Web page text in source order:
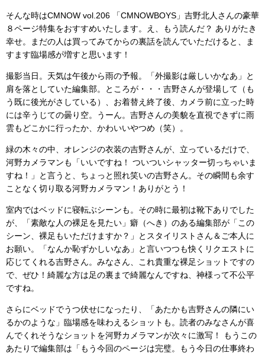
そんな時はCMNOW vol.206 「CMNOWBOYS 」吉野北人さんの豪華
８ページ特集をおすすめいたします。え、もう読んだ？ ありがたき
幸せ。まだの人は買ってみてからの裏話を読んでいただけると、ま
すます臨場感が増すと思います！
撮影当日。天気は午後から雨の予報。「外撮影は厳しいかなあ」と
肩を落としていた編集部。ところが・・・吉野さんが登場して（も
う既に後光がさしている）、お着替え終了後、カメラ前に立った時
には辛うじての曇り空。うーん。吉野さんの美貌を直視できずに雨
雲もどこかに行ったか、かわいいやつめ（笑）。
緑の木々の中、オレンジの衣装の吉野さんが、立っているだけで、
河野カメラマンも「いいですね！ ついついシャッター切っちゃいま
すね！」と言うと、ちょっと照れ笑いの吉野さん。その瞬間も余す
ことなく切り取る河野カメラマン！ありがとう！
室内ではベッドに寝転ぶシーンも。その時に最初は靴下ありでした
が、「素敵な人の裸足を見たい」癖（へき）のある編集部が「この
シーン、裸足もいただけますか？」とスタイリストさん＆ご本人に
お願い。「なんか恥ずかしいなあ」と言いつつも快くリクエストに
応じてくれる吉野さん。みなさん、これ貴重な裸足ショットですの
で、ぜひ！綺麗な方は足の裏まで綺麗なんですね、神様って不公平
ですね。
さらにベッドでうつ伏せになったり、「あたかも吉野さんの隣にい
るかのような」臨場感を味わえるショットも。読者のみなさんが喜
んでくれそうなショットを河野カメラマンが次々に激写！ もうこの
あたりで編集部は「もう今回のページは完璧。もう今日の仕事終わ